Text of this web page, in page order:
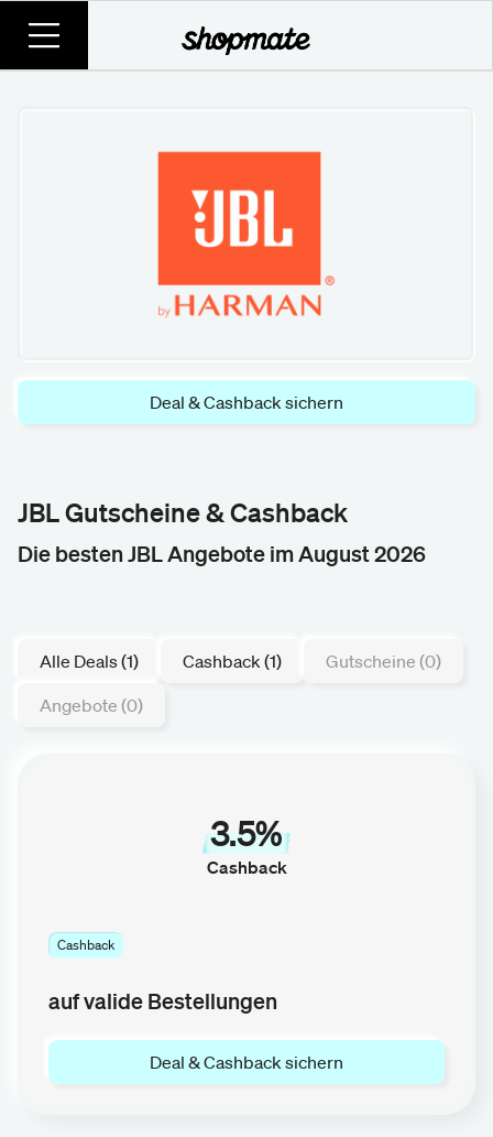
Deal & Cashback sichern
JBL Gutscheine & Cashback
Die besten JBL Angebote im August 2026
Alle Deals (1) Cashback (1)
Gutscheine (0)
Angebote (0)
3.5%
Cashback
Cashback
auf valide Bestellungen
Deal & Cashback sichern